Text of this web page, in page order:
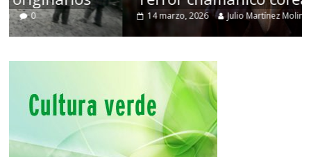
14 marzo, 2026 Julio Martínez Molina 0